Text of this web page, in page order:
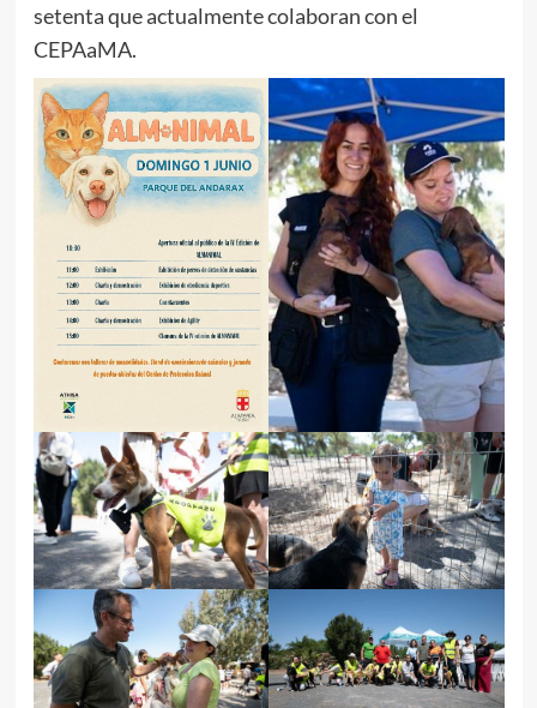
setenta que actualmente colaboran con el
CEPAaMA.